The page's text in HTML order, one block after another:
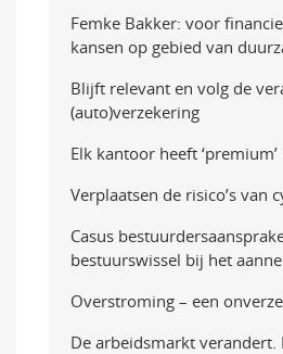
Femke Bakker: voor
kansen op gebied van
Blijft relevant en volg de
(auto)verzekering
Elk kantoor heeft
Verplaatsen de risico’s van
Casus
bestuurswissel bij het
Overstroming – een
De arbeidsmarkt